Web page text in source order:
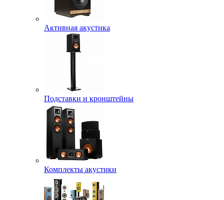
Активная акустика
Подставки и кронштейны
Комплекты акустики